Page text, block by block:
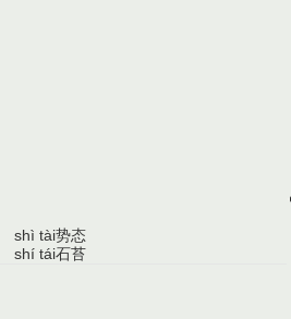
shì tài势态
shí tái石苔